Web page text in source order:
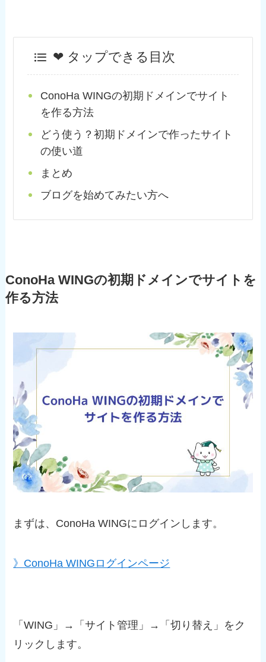
❤︎ タップできる目次
ConoHa WINGの初期ドメインでサイト
を作る方法
どう使う？初期ドメインで作ったサイト
の使い道
まとめ
ブログを始めてみたい方へ
ConoHa WINGの初期ドメインでサイトを
作る方法
まずは、ConoHa WINGにログインします。
》ConoHa WINGログインページ
「WING」→「サイト管理」→「切り替え」をク
リックします。